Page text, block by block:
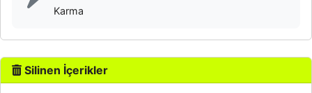
Karma
Silinen İçerikler